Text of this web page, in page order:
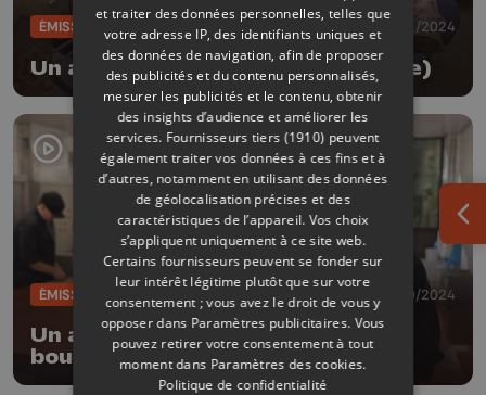
ÉMISSIONS 05/11/2024
Un autre regard : Aide-soignant(e)
ÉMISSIONS 01/10/2024
Un autre regard - Formation
boucher-charcutier
et traiter des données personnelles, telles que
votre adresse IP, des identifiants uniques et
des données de navigation, afin de proposer
des publicités et du contenu personnalisés,
mesurer les publicités et le contenu, obtenir
des insights d’audience et améliorer les
services. Fournisseurs tiers (1910) peuvent
également traiter vos données à ces fins et à
d’autres, notamment en utilisant des données
de géolocalisation précises et des
caractéristiques de l’appareil. Vos choix
s’appliquent uniquement à ce site web.
Certains fournisseurs peuvent se fonder sur
leur intérêt légitime plutôt que sur votre
consentement ; vous avez le droit de vous y
opposer dans Paramètres publicitaires. Vous
pouvez retirer votre consentement à tout
moment dans Paramètres des cookies.
Politique de confidentialité